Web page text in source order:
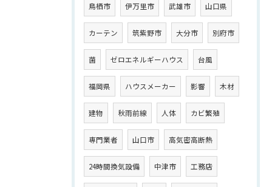
鳥栖市 伊万里市 武雄市 山口県
カーテン 筑紫野市 大分市 別府市
菌 ゼロエネルギーハウス 台風
福岡県 ハウスメーカー 影響 木材
建物 秋雨前線 人体 カビ繁殖
専門業者 山口市 高気密高断熱
24時間換気設備 中津市 工務店